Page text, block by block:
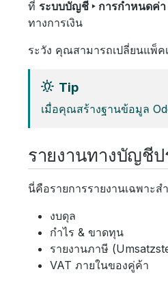
ที่ ระบบบัญชี ‣ การกำหนดค่า
ทางการเงิน
ระวัง คุณสามารถเปลี่ยนแพ็
Tip
เมื่อคุณสร้างฐานข้อมูล
รายงานทางบัญชีป
นี่คือรายการรายงานเฉพาะ
งบดุล
กำไร & ขาดทุน
รายงานภาษี
VAT ภายในของคู่ค้า